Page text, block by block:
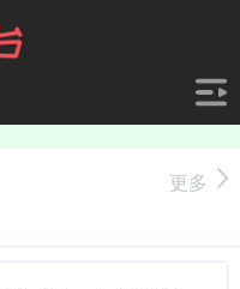
更多